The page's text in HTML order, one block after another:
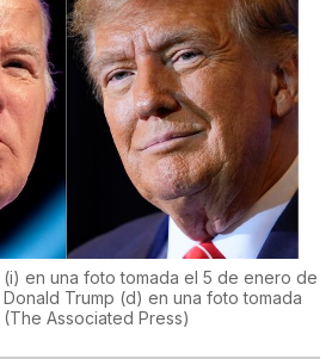
en una foto tomada el 5 de enero de
Trump (d) en una foto tomada
(The Associated Press)